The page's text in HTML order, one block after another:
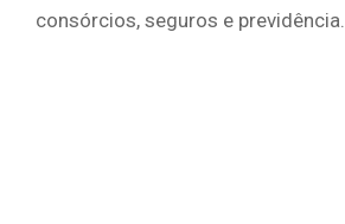
consórcios, seguros e previdência.